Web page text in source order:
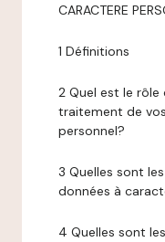
CARACTERE
1 Définitions
2 Quel est le
traitement de
personnel?
3 Quelles sont
données à
4 Quelles sont